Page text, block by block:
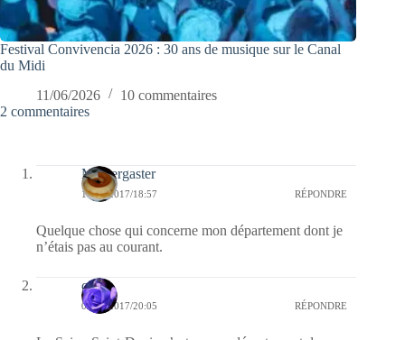
Festival Convivencia 2026 : 30 ans de musique sur le Canal
du Midi
11/06/2026
10 commentaires
2 commentaires
Messergaster
10/02/2017/18:57 RÉPONDRE
Quelque chose qui concerne mon département dont je
n’étais pas au courant.
covix
09/02/2017/20:05 RÉPONDRE